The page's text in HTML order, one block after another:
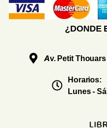
¿DONDE
Av. Petit
Horarios:
Lunes -